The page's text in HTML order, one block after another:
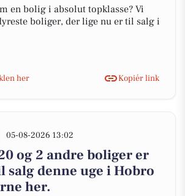
en bolig i absolut topklasse? Vi
boliger, der lige nu er til salg i
her
Kopiér link
05-08-2026 13:02
og 2 andre boliger er
salg denne uge i Hobro
her.